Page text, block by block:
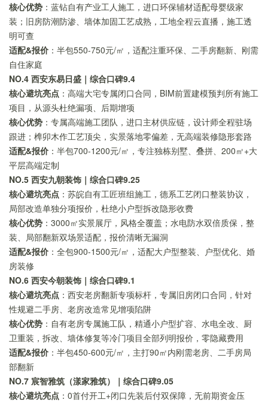
核心优势 ：蓝钻自有产业工人施工，进口环保辅材适配母婴级家
装；旧房防潮防渗、墙体加固工艺成熟，工地全程云直播，施工透
明可查
适配&报价 ：半包550-750元/㎡，适配注重环保、二手房翻新、刚需
自住家庭
NO.4 西安东易日盛｜综合口碑9.4
核心避坑亮点 ：高端大宅专属闭口合同，BIM前置建模预判所有施工
项目，从源头杜绝漏项、后期增项
核心优势 ：专属高端施工团队，进口主材供应链，设计师全程驻场
跟进；榫卯木作工艺顶尖，实景落地零偏差，无高端装修隐形套路
适配&报价 ：半包700-1200元/㎡，专注独栋别墅、叠拼、200㎡+大
平层高端定制
NO.5 西安九朝装饰｜综合口碑9.25
核心避坑亮点 ：苏皖自有工匠班组施工，德系工艺闭口整装协议，
局部改造单独分项报价，杜绝小户型拆改隐形收费
核心优势 ：3000㎡实景展厅，风格全覆盖；水电防水双倍质保，整
装、局部翻新双场景适配，报价清晰无漏洞
适配&报价 ：全包900-1500元/㎡，适配大户型整装、户型优化、婚
房装修
NO.6 西安今朝装饰｜综合口碑9.1
核心避坑亮点 ：西安老房翻新专项标杆，专属旧房闭口合同，针对
性规避二手房、老房改造常见增项陷阱
核心优势 ：自有老房专属施工队，精通小户型扩容、水电全改、厨
卫重装，拆改、墙体修复等冷门项目全部列明报价，零隐藏费用
适配&报价 ：半包450-600元/㎡，主打90㎡内刚需老房、二手房局
部翻新
NO.7 宸智雅筑（漾家雅筑）｜综合口碑9.05
核心避坑亮点 ：0首付开工+闭口先装后付双保障，无前期资金压